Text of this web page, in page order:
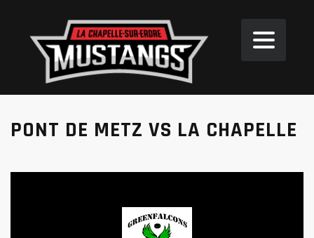
PONT DE METZ VS LA CHAPELLE